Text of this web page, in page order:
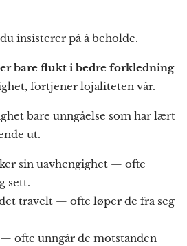
insisterer på å beholde.
bare flukt i bedre forkledning
fortjener lojaliteten vår.
bare unngåelse som har lært
ut.
sin uavhengighet — ofte
sett.
travelt — ofte løper de fra seg
ofte unngår de motstanden